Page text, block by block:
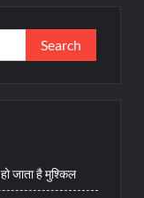
Search
for:
जाता है मुश्किल